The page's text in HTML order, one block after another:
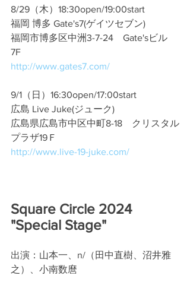
8/29（木）18:30open/19:00start
福岡 博多 Gate's7(ゲイツセブン)
福岡市博多区中洲3-7-24　Gate'sビル
7F
http://www.gates7.com/
9/1（日）16:30open/17:00start
広島 Live Juke(ジューク)
広島県広島市中区中町8-18　クリスタル
プラザ19Ｆ
http://www.live-19-juke.com/
Square Circle 2024
"Special Stage"
出演：山本一、n/（田中直樹、沼井雅
之）、小南数麿